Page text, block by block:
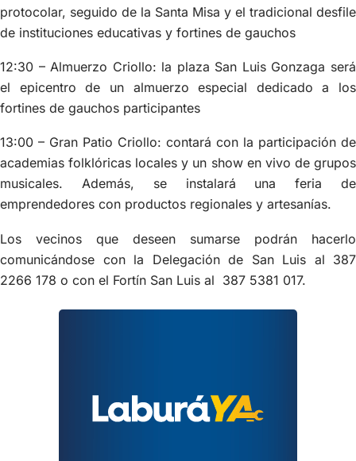
protocolar, seguido de la Santa Misa y el tradicional desfile
de instituciones educativas y fortines de gauchos
12:30 – Almuerzo Criollo: la plaza San Luis Gonzaga será
el epicentro de un almuerzo especial dedicado a los
fortines de gauchos participantes
13:00 – Gran Patio Criollo: contará con la participación de
academias folklóricas locales y un show en vivo de grupos
musicales. Además, se instalará una feria de
emprendedores con productos regionales y artesanías.
Los vecinos que deseen sumarse podrán hacerlo
comunicándose con la Delegación de San Luis al 387
2266 178 o con el Fortín San Luis al 387 5381 017.